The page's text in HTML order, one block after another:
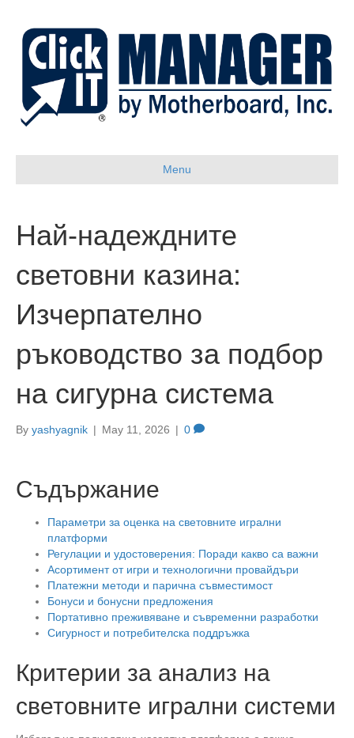
Menu
Най-надеждните
световни казина:
Изчерпателно
ръководство за подбор
на сигурна система
By yashyagnik | May 11, 2026 | 0
Съдържание
Параметри за оценка на световните игрални
платформи
Регулации и удостоверения: Поради какво са важни
Асортимент от игри и технологични провайдъри
Платежни методи и парична съвместимост
Бонуси и бонусни предложения
Портативно преживяване и съвременни разработки
Сигурност и потребителска поддръжка
Критерии за анализ на
световните игрални системи